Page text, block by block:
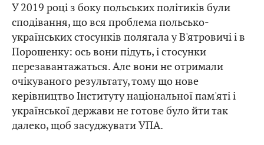
У 2019 році з боку польських політиків були
сподівання, що вся проблема польсько-
українських стосунків полягала у В'ятровичі і в
Порошенку: ось вони підуть, і стосунки
перезавантажаться. Але вони не отримали
очікуваного результату, тому що нове
керівництво Інституту національної пам'яті і
української держави не готове було йти так
далеко, щоб засуджувати УПА.